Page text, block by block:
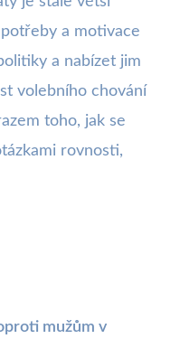
a motivace
a nabízet jim
volebního chování
toho, jak se
rovnosti,
mužům v